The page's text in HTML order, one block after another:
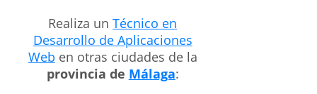
Realiza unTécnico en
Desarrollo de Aplicaciones
Web en otras ciudades de la
provincia de Málaga: